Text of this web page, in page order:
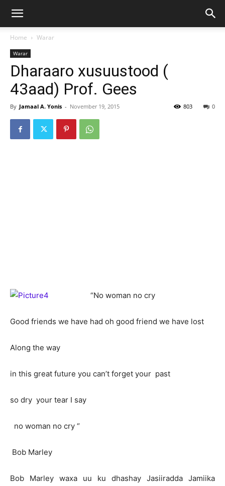
Home Warar
Warar
Dharaaro xusuustood (
43aad) Prof. Gees
By Jamaal A. Yonis - November 19, 2015 0
803
“No woman no cry
Good friends we have had oh good friend we have lost
Along the way
in this great future you can’t forget your past
so dry your tear I say
no woman no cry “
Bob Marley
Bob Marley waxa uu ku dhashay Jasiiradda Jamiika